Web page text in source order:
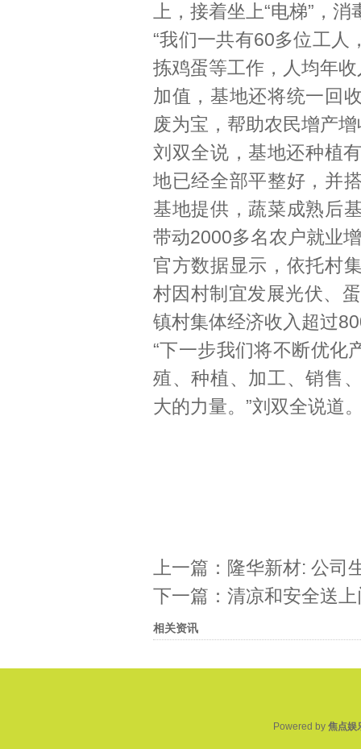
上，接着坐上“电梯”，
“我们一共有60多位工人
拣鸡蛋等工作，人均年
加值，基地还将统一回
废为宝，帮助农民增产
刘双全说，基地还种植
地已经全部平整好，并
基地提供，蔬菜成熟后
带动2000多名农户就业
官方数据显示，依托村
村因村制宜发展光伏、
镇村集体经济收入超过
“下一步我们将不断优化
殖、种植、加工、销售
大的力量。”刘双全说道
上一篇： 隆华新材: 公司
下一篇： 清凉和安全送
相关资讯
Powered by 焦点娱